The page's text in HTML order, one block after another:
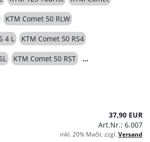
KTM Comet 50 RLW
4 L KTM Comet 50 RS4
KTM Comet 50 RST
37,90 EUR
Art.Nr.: 6.007
inkl. 20% MwSt. zzgl.Versand